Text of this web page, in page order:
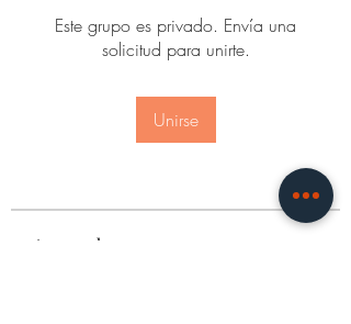
Este grupo es privado. Envía una
solicitud para unirte.
Unirse
Acerca de